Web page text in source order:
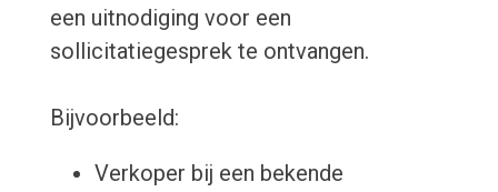
een ​​uitnodiging voor een
sollicitatiegesprek te ontvangen.
Bijvoorbeeld:
Verkoper bij een bekende